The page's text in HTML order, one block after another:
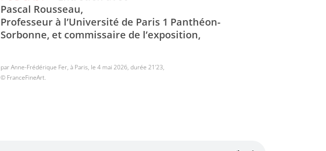
Pascal Rousseau,
Professeur à l’Université de Paris 1 Panthéon-
Sorbonne, et commissaire de l’exposition,
par Anne-Frédérique Fer, à Paris, le 4 mai 2026, durée 21’23,
© FranceFineArt.